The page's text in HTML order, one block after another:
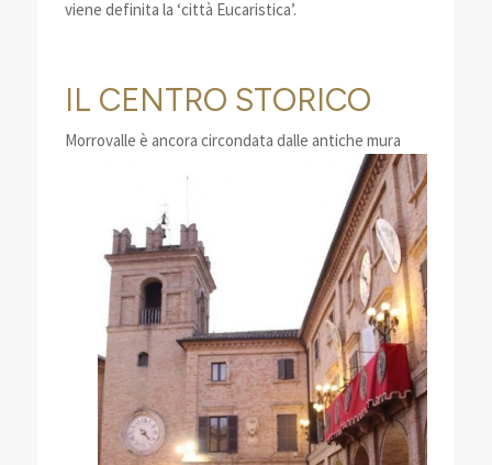
viene definita la ‘città Eucaristica’.
IL CENTRO STORICO
Morrovalle è ancora circondata dalle antiche mura